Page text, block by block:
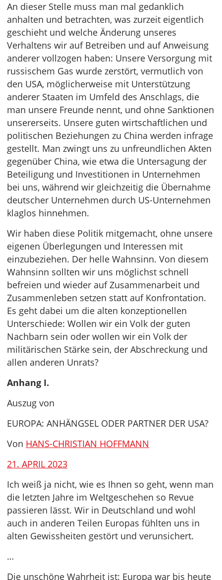
An dieser Stelle muss man mal gedanklich
anhalten und betrachten, was zurzeit eigentlich
geschieht und welche Änderung unseres
Verhaltens wir auf Betreiben und auf Anweisung
anderer vollzogen haben: Unsere Versorgung mit
russischem Gas wurde zerstört, vermutlich von
den USA, möglicherweise mit Unterstützung
anderer Staaten im Umfeld des Anschlags, die
man unsere Freunde nennt, und ohne Sanktionen
unsererseits. Unsere guten wirtschaftlichen und
politischen Beziehungen zu China werden infrage
gestellt. Man zwingt uns zu unfreundlichen Akten
gegenüber China, wie etwa die Untersagung der
Beteiligung und Investitionen in Unternehmen
bei uns, während wir gleichzeitig die Übernahme
deutscher Unternehmen durch US-Unternehmen
klaglos hinnehmen.
Wir haben diese Politik mitgemacht, ohne unsere
eigenen Überlegungen und Interessen mit
einzubeziehen. Der helle Wahnsinn. Von diesem
Wahnsinn sollten wir uns möglichst schnell
befreien und wieder auf Zusammenarbeit und
Zusammenleben setzen statt auf Konfrontation.
Es geht dabei um die alten konzeptionellen
Unterschiede: Wollen wir ein Volk der guten
Nachbarn sein oder wollen wir ein Volk der
militärischen Stärke sein, der Abschreckung und
allen anderen Unrats?
Anhang I.
Auszug von
EUROPA: ANHÄNGSEL ODER PARTNER DER USA?
Von HANS-CHRISTIAN HOFFMANN
21. APRIL 2023
Ich weiß ja nicht, wie es Ihnen so geht, wenn man
die letzten Jahre im Weltgeschehen so Revue
passieren lässt. Wir in Deutschland und wohl
auch in anderen Teilen Europas fühlten uns in
alten Gewissheiten gestört und verunsichert.
…
Die unschöne Wahrheit ist: Europa war bis heute